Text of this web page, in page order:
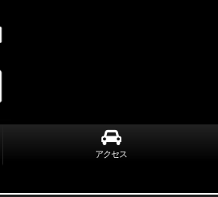
アクセス